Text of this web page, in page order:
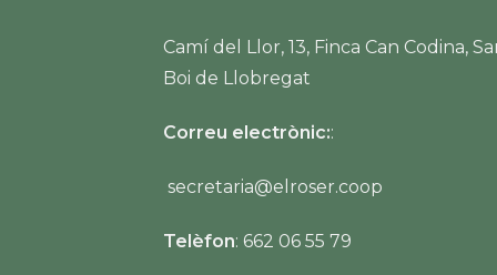
Camí del Llor, 13, Finca Can Codina,
Boi de Llobregat
Correu electrònic::
secretaria@elroser.coop
Telèfon: 662 06 55 79